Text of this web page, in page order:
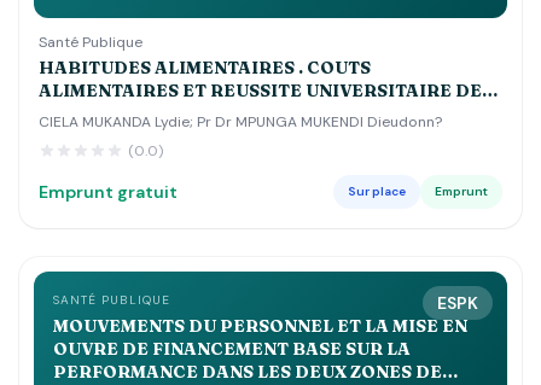
Santé Publique
HABITUDES ALIMENTAIRES . COUTS
ALIMENTAIRES ET REUSSITE UNIVERSITAIRE DES
ETUDIANTS DE L'UNIVERSITE DE KINSHASA
CIELA MUKANDA Lydie; Pr Dr MPUNGA MUKENDI Dieudonn?
(0.0)
Emprunt gratuit Sur place Emprunt
ESPK
SANTÉ PUBLIQUE
MOUVEMENTS DU PERSONNEL ET LA MISE EN
OUVRE DE FINANCEMENT BASE SUR LA
PERFORMANCE DANS LES DEUX ZONES DE